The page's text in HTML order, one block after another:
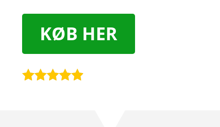
KØB HER